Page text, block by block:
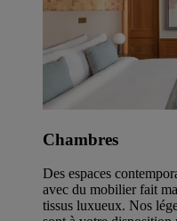
Chambres
Des espaces
avec du mobilier fait
tissus luxueux. Nos